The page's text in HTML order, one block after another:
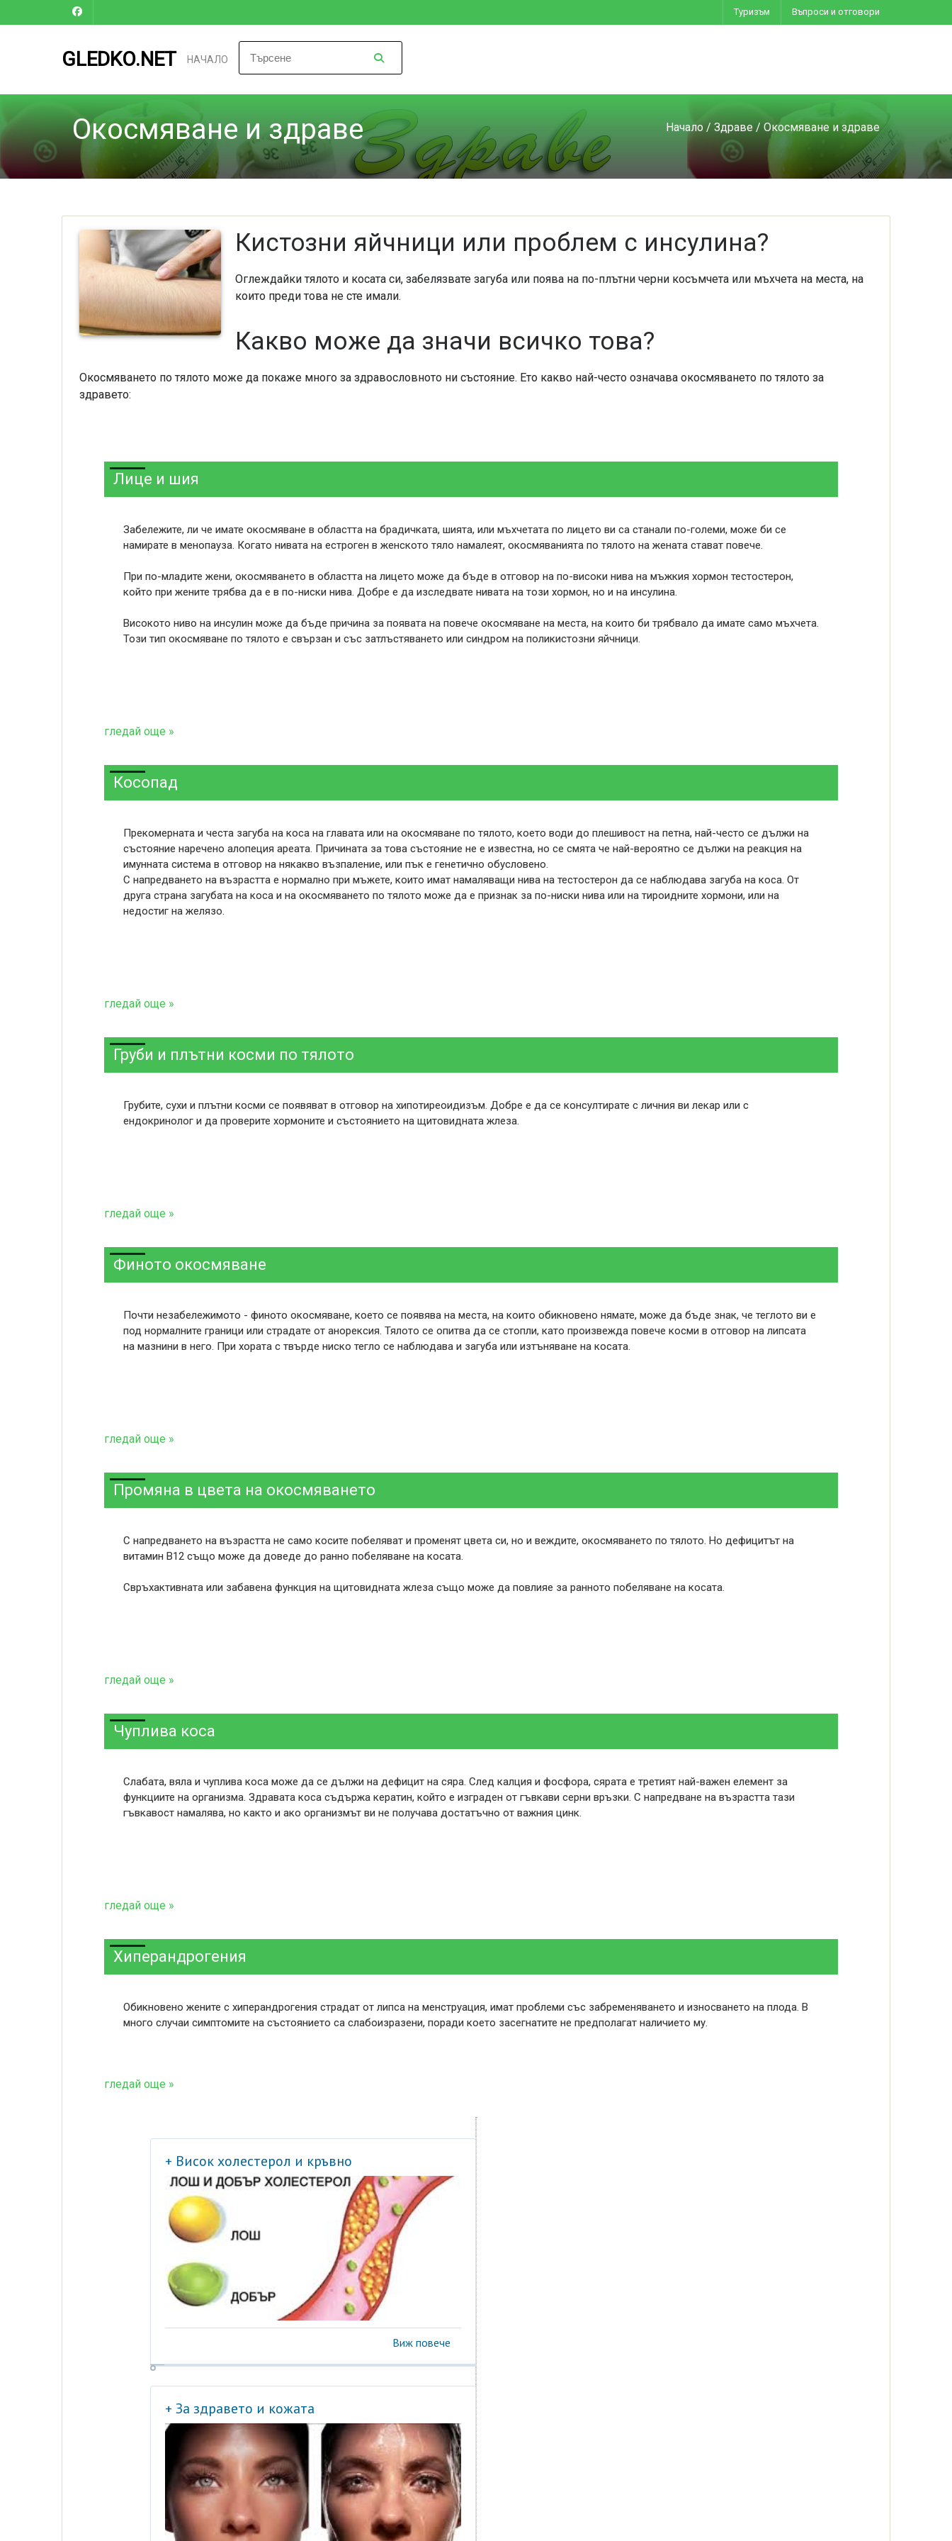
Туризъм Въпроси и отговори
GLEDKO.NET НАЧАЛО
Окосмяване и здраве Начало / Здраве / Окосмяване и здраве
Кистозни яйчници или проблем с инсулина?
Оглеждайки тялото и косата си, забелязвате загуба или поява на по-плътни черни косъмчета или мъхчета на места, на
които преди това не сте имали.
Какво може да значи всичко това?
Окосмяването по тялото може да покаже много за здравословното ни състояние. Ето какво най-често означава окосмяването по тялото за
здравето:
Лице и шия
Забележите, ли че имате окосмяване в областта на брадичката, шията, или мъхчетата по лицето ви са станали по-големи, може би се
намирате в менопауза. Когато нивата на естроген в женското тяло намалеят, окосмяванията по тялото на жената стават повече.
При по-младите жени, окосмяването в областта на лицето може да бъде в отговор на по-високи нива на мъжкия хормон тестостерон,
който при жените трябва да е в по-ниски нива. Добре е да изследвате нивата на този хормон, но и на инсулина.
Високото ниво на инсулин може да бъде причина за появата на повече окосмяване на места, на които би трябвало да имате само мъхчета.
Този тип окосмяване по тялото е свързан и със затлъстяването или синдром на поликистозни яйчници.
гледай още »
Косопад
Прекомерната и честа загуба на коса на главата или на окосмяване по тялото, което води до плешивост на петна, най-често се дължи на
състояние наречено алопеция ареата. Причината за това състояние не е известна, но се смята че най-вероятно се дължи на реакция на
имунната система в отговор на някакво възпаление, или пък е генетично обусловено.
С напредването на възрастта е нормално при мъжете, които имат намаляващи нива на тестостерон да се наблюдава загуба на коса. От
друга страна загубата на коса и на окосмяването по тялото може да е признак за по-ниски нива или на тироидните хормони, или на
недостиг на желязо.
гледай още »
Груби и плътни косми по тялото
Грубите, сухи и плътни косми се появяват в отговор на хипотиреоидизъм. Добре е да се консултирате с личния ви лекар или с
ендокринолог и да проверите хормоните и състоянието на щитовидната жлеза.
гледай още »
Финото окосмяване
Почти незабележимото - финото окосмяване, което се появява на места, на които обикновено нямате, може да бъде знак, че теглото ви е
под нормалните граници или страдате от анорексия. Тялото се опитва да се стопли, като произвежда повече косми в отговор на липсата
на мазнини в него. При хората с твърде ниско тегло се наблюдава и загуба или изтъняване на косата.
гледай още »
Промяна в цвета на окосмяването
С напредването на възрастта не само косите побеляват и променят цвета си, но и веждите, окосмяването по тялото. Но дефицитът на
витамин B12 също може да доведе до ранно побеляване на косата.
Свръхактивната или забавена функция на щитовидната жлеза също може да повлияе за ранното побеляване на косата.
гледай още »
Чуплива коса
Слабата, вяла и чуплива коса може да се дължи на дефицит на сяра. След калция и фосфора, сярата е третият най-важен елемент за
функциите на организма. Здравата коса съдържа кератин, който е изграден от гъвкави серни връзки. С напредване на възрастта тази
гъвкавост намалява, но както и ако организмът ви не получава достатъчно от важния цинк.
гледай още »
Хиперандрогения
Обикновено жените с хиперандрогения страдат от липса на менструация, имат проблеми със забременяването и износването на плода. В
много случаи симптомите на състоянието са слабоизразени, поради което засегнатите не предполагат наличието му.
гледай още »
+ Висок холестерол и кръвно
Виж повече
+ За здравето и кожата